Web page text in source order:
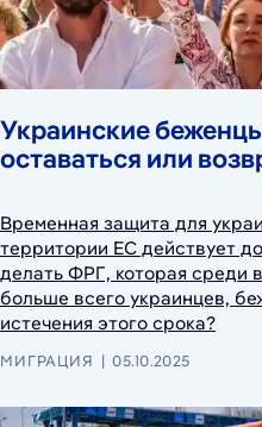
Украинские
оставаться или
Временная защита для
территории ЕС действует
делать ФРГ, которая среди
больше всего украинцев,
истечения этого срока?
МИГРАЦИЯ 05.10.2025